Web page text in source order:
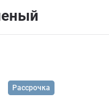
Рассрочка